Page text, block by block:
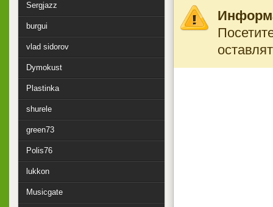
Sergjazz
burgui
vlad sidorov
Dymokust
Plastinka
shurele
green73
Polis76
lukkon
Musicgate